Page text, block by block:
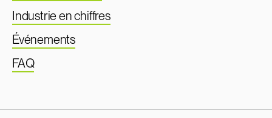
Industrie en chiffres
Événements
FAQ